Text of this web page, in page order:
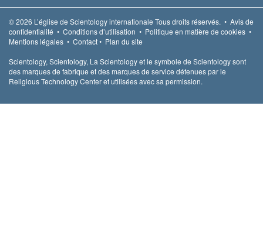
© 2026 L’église de Scientology internationale Tous droits réservés. • Avis de
confidentialité • Conditions d’utilisation • Politique en matière de cookies •
Mentions légales • Contact• Plan du site
Scientology, Scientology, La Scientology et le symbole de Scientology sont
des marques de fabrique et des marques de service détenues par le
Religious Technology Center et utilisées avec sa permission.